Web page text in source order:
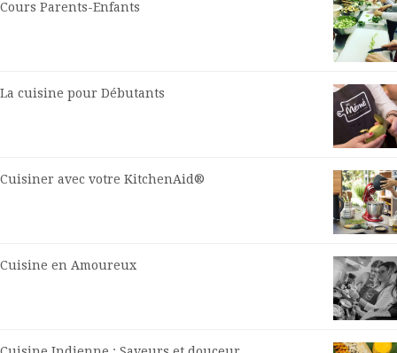
Cours Parents-Enfants
La cuisine pour Débutants
Cuisiner avec votre KitchenAid®
Cuisine en Amoureux